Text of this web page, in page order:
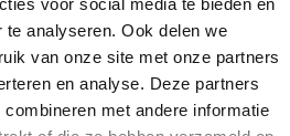
analyseren. Ook delen we
van onze site met onze partners
en analyse. Deze partners
met andere informatie
de onderstaande opties.
van maandag t/m vrijdag van